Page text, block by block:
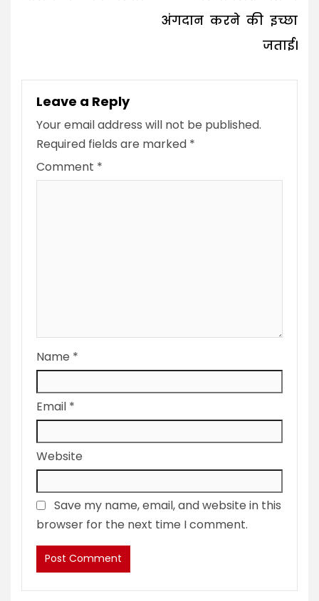
अंगदान करने की इच्छा
जताई।
Leave a Reply
Your email address will not be published.
Required fields are marked *
Comment *
Name *
Email *
Website
Save my name, email, and website in this
browser for the next time I comment.